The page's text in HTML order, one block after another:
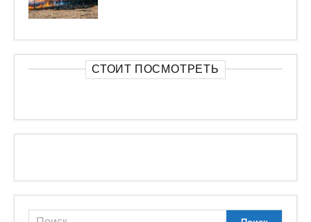
СТОИТ ПОСМОТРЕТЬ